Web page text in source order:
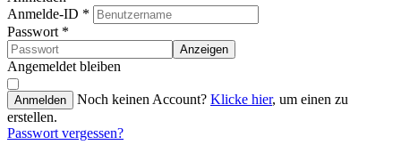
Anmelde-ID *
Passwort *
Anzeigen
Angemeldet bleiben
Anmelden Noch keinen Account? Klicke hier, um einen zu
erstellen.
Passwort vergessen?